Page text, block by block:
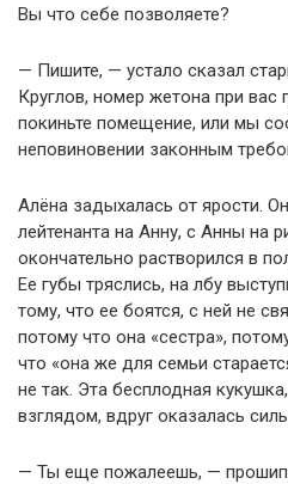
Вы что себе позволяете?
— Пишите, — устало сказал
Круглов, номер жетона при вас
покиньте помещение, или мы
неповиновении законным
Алёна задыхалась от ярости.
лейтенанта на Анну, с Анны на
окончательно растворился в
Ее губы тряслись, на лбу
тому, что ее боятся, с ней не
потому что она «сестра»,
что «она же для семьи
не так. Эта бесплодная
взглядом, вдруг оказалась
— Ты еще пожалеешь, —